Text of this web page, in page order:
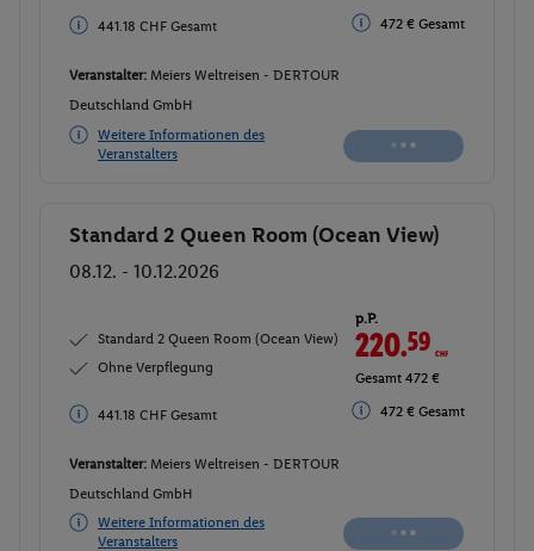
441.18 CHF Gesamt 472 € Gesamt
Veranstalter: Meiers Weltreisen - DERTOUR
Deutschland GmbH
Weitere Informationen des
Veranstalters
Buchen
Standard 2 Queen Room (Ocean View)
08.12. - 10.12.2026
Standard 2 Queen Room (Ocean View)
Ohne Verpflegung
441.18 CHF Gesamt
p.P.
220.59CHF
Gesamt 472 €
472 € Gesamt
Veranstalter: Meiers Weltreisen - DERTOUR
Deutschland GmbH
Weitere Informationen des
Veranstalters